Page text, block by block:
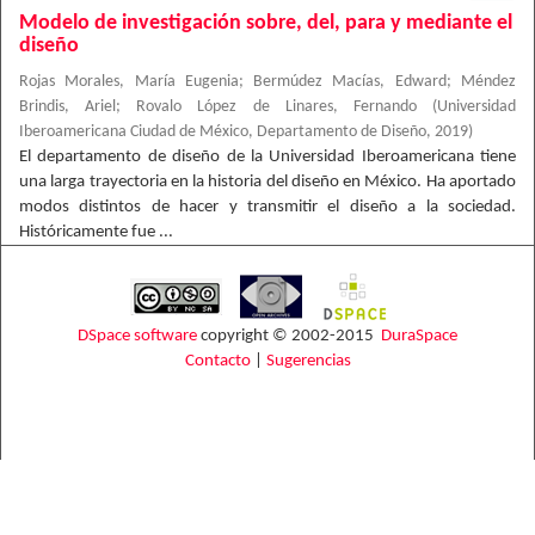
Modelo de investigación sobre, del, para y mediante el
diseño
Rojas Morales, María Eugenia; Bermúdez Macías, Edward;
Méndez
Brindis, Ariel ; Rovalo López de Linares, Fernando (Universidad
Iberoamericana Ciudad de México, Departamento de Diseño, 2019)
El departamento de diseño de la Universidad Iberoamericana tiene
una larga trayectoria en la historia del diseño en México. Ha aportado
modos distintos de hacer y transmitir el diseño a la sociedad.
Históricamente fue ...
DSpace software copyright © 2002-2015 DuraSpace
Contacto| Sugerencias